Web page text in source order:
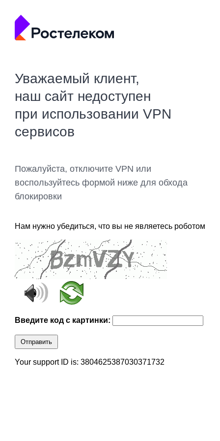
Уважаемый клиент,
наш сайт недоступен
при использовании VPN
сервисов
Пожалуйста, отключите VPN или
воспользуйтесь формой ниже для обхода
блокировки
Нам нужно убедиться, что вы не являетесь роботом
Введите код с картинки:
Отправить
Your support ID is: 3804625387030371732